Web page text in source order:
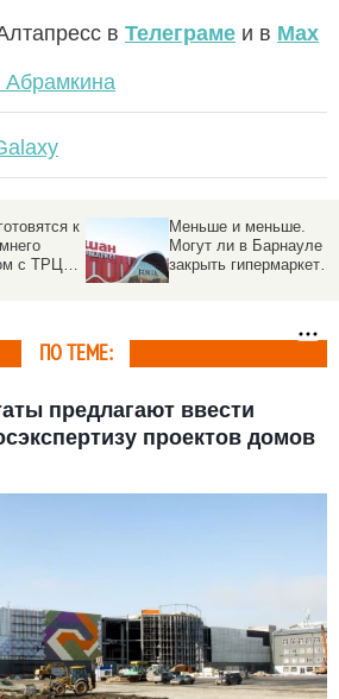
в Телеграме и в Max
к
с ТРЦ
Меньше и меньше.
Могут ли в Барнауле
закрыть гипермаркеты
ПО ТЕМЕ:
предлагают ввести
проектов домов